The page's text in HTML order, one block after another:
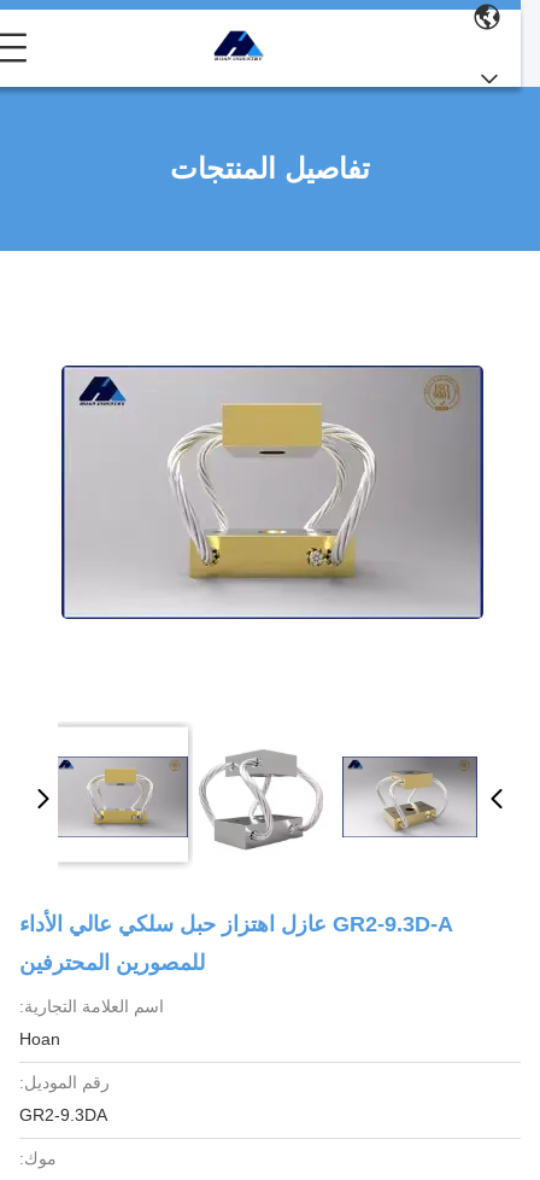
تفاصيل المنتجات
GR2-9.3D-A عازل اهتزاز حبل سلكي عالي الأداء
للمصورين المحترفين
اسم العلامة التجارية:
Hoan
رقم الموديل:
GR2-9.3DA
موك: